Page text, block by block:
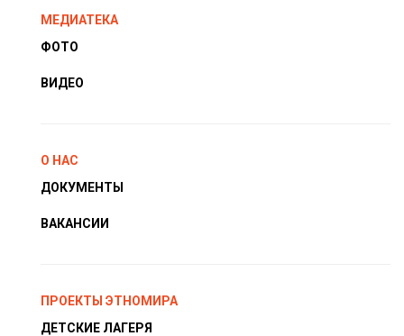
МЕДИАТЕКА
ФОТО
ВИДЕО
О НАС
ДОКУМЕНТЫ
ВАКАНСИИ
ПРОЕКТЫ ЭТНОМИРА
ДЕТСКИЕ ЛАГЕРЯ